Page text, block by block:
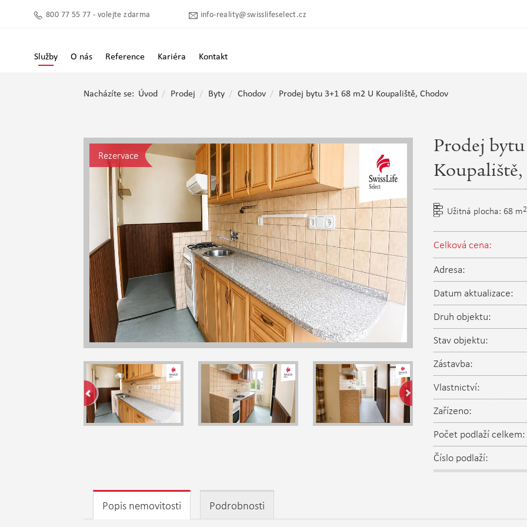
800 77 55 77 - volejte zdarma info-reality@swisslifeselect.cz
Služby O nás Reference Kariéra Kontakt
Nacházíte se: Úvod Prodej Byty Chodov Prodej bytu 3+1 68 m2 U Koupaliště, Chodov
Rezervace
Prodej
Užitná plocha: 68 m2
Celková cena:
Adresa:
Datum aktualizace:
Druh objektu:
Stav objektu:
Zástavba:
Vlastnictví:
Zařízeno:
Počet podlaží celkem:
Číslo podlaží:
Popis nemovitosti Podrobnosti